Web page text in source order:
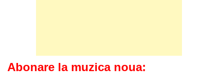
Abonare la muzica noua: